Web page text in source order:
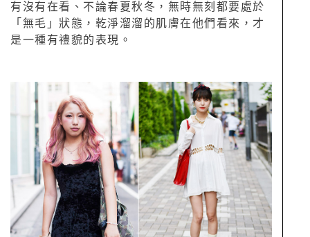
有沒有在看、不論春夏秋冬，無時無刻都要處於
「無毛」狀態，乾淨溜溜的肌膚在他們看來，才
是一種有禮貌的表現。